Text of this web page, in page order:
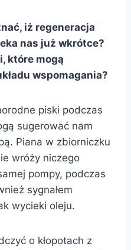
iż regeneracja
nas już wkrótce?
które mogą
wspomagania?
piski podczas
sugerować nam
Piana w zbiorniczku
wróży niczego
pompy, podczas
sygnałem
wycieki oleju.
o kłopotach z